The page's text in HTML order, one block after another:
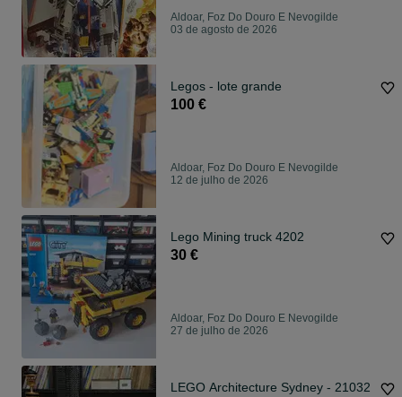
Aldoar, Foz Do Douro E Nevogilde
03 de agosto de 2026
Legos - lote grande
100 €
Aldoar, Foz Do Douro E Nevogilde
12 de julho de 2026
Lego Mining truck 4202
30 €
Aldoar, Foz Do Douro E Nevogilde
27 de julho de 2026
LEGO Architecture Sydney - 21032